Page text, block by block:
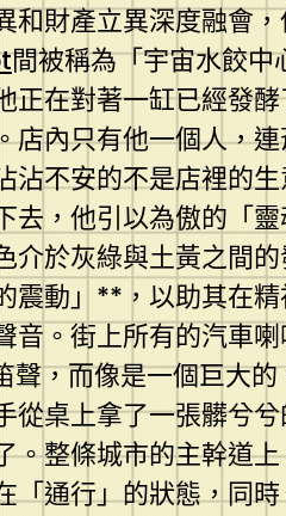
財產立異深度融會
間被稱為「宇宙水餃
在對著一缸已經發
內只有他一個人，
沾不安的不是店裡的
，他引以為傲的「
於灰綠與土黃之間
動」**，以助其在
音。街上所有的汽
，而像是一個巨大
桌上拿了一張髒兮
整條城市的主幹道
通行」的狀態，同